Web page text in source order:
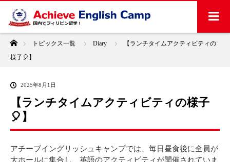
ホームトピックス一覧 Diary
【ランチタイムアクティビティの
様子🎈】
2025年8月1日
【ランチタイムアクティビティの様子
🎈】
アチーブイングリッシュキャンプでは、毎日昼食後に全員が
大ホールに集合し、英語のアクティビティが開催されていま